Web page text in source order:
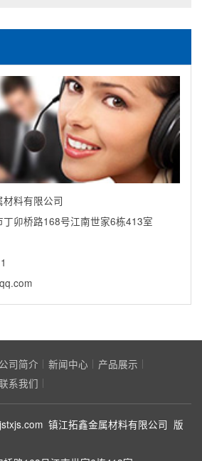
料有限公司
卯桥路168号江南世家6栋413室
公司简介 新闻中心
产品展示
系我们
镇江拓鑫金属材料有限公司 版